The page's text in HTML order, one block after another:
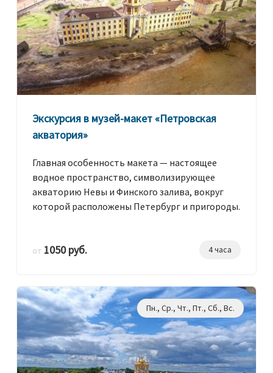
Экскурсия в музей-макет «Петровская
акватория»
Главная особенность макета — настоящее
водное пространство, символизирующее
акваторию Невы и Финского залива, вокруг
которой расположены Петербург и пригороды.
от 1050 руб. 4 часа
Пн., Ср., Чт., Пт., Сб., Вс.